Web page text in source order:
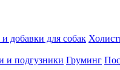
добавки для собак
и подгузники Груминг